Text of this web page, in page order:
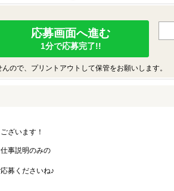
応募画面へ進む
1分で応募完了!!
ので、プリントアウトして保管をお願いします。
ざいます！
事説明のみの
募くださいね♪